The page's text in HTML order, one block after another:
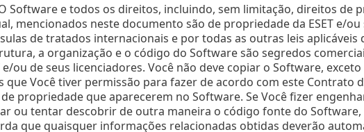
Software e todos os direitos, incluindo, sem limitação, direitos de
mencionados neste documento são de propriedade da ESET e/ou
de tratados internacionais e por todas as outras leis aplicáveis
a organização e o código do Software são segredos
e/ou de seus licenciadores. Você não deve copiar o Software,
que Você tiver permissão para fazer de acordo com este Contrato
propriedade que aparecerem no Software. Se Você fizer
ou tentar descobrir de outra maneira o código fonte do Software,
que quaisquer informações relacionadas obtidas deverão